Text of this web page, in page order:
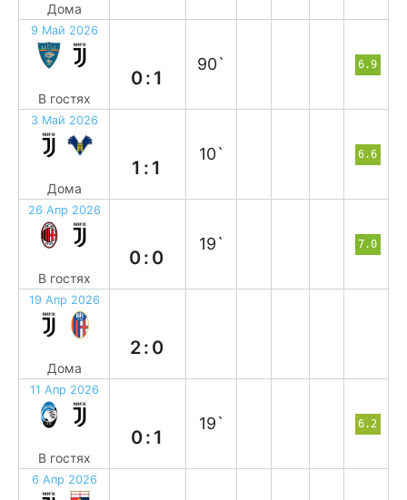
Дома
9 Май 2026
В гостях
0:1
90` 6.9
3 Май 2026
Дома
1:1
10` 6.6
26 Апр 2026
В гостях
0:0
19` 7.0
19 Апр 2026
Дома
2:0
11 Апр 2026
В гостях
0:1
19` 6.2
6 Апр 2026